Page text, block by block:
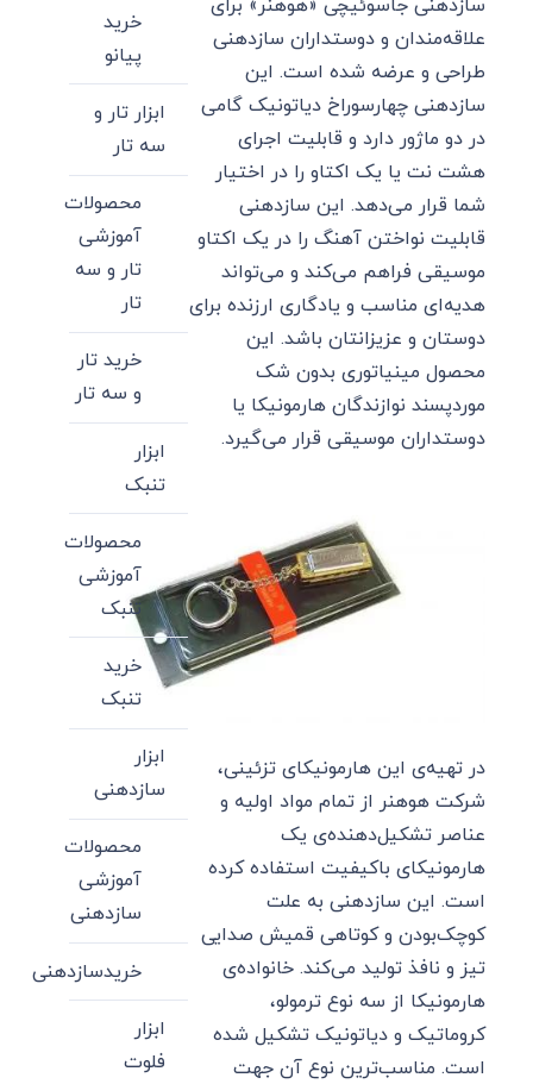
سازدهنی جاسوئیچی «هوهنر» برای
علاقه‌مندان و دوستداران سازدهنی
طراحی و عرضه ‌شده است. این
سازدهنی چهارسوراخ دیاتونیک گامی
در دو ماژور دارد و قابلیت اجرای
هشت نت یا یک اکتاو را در اختیار
شما قرار می‌دهد. این ساز‌دهنی
قابلیت نواختن آهنگ را در یک اکتاو
موسیقی فراهم می‌کند و می‌تواند
هدیه‌ای مناسب و یادگاری ارزنده برای
دوستان و عزیزانتان باشد. این
محصول مینیاتوری بدون شک
موردپسند نوازندگان هارمونیکا یا
دوستداران موسیقی قرار می‌گیرد.
در تهیه‌ی این هارمونیکای تزئینی،
شرکت هوهنر از تمام مواد اولیه و
عناصر تشکیل‌دهنده‌ی یک
هارمونیکای باکیفیت استفاده کرده
است. این سازدهنی به علت
کوچک‌بودن و کوتاهی قمیش صدایی
تیز و نافذ تولید می‌کند. خانواده‌ی
هارمونیکا از سه نوع ترمولو،
کروماتیک و دیاتونیک تشکیل ‌شده
است. مناسب‌ترین نوع آن جهت
خرید
پیانو
ابزار تار و
سه تار
محصولات
آموزشی
تار و سه
تار
خرید تار
و سه تار
ابزار
تنبک
محصولات
آموزشی
تنبک
خرید
تنبک
ابزار
سازدهنی
محصولات
آموزشی
سازدهنی
خریدسازدهنی
ابزار
فلوت